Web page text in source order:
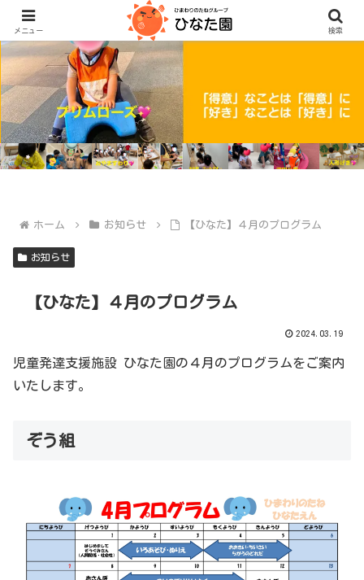
ホーム お知らせ 【ひなた】４月のプログラム
お知らせ
【ひなた】４月のプログラム
2024.03.19
児童発達支援施設 ひなた園の４月のプログラムをご案内
いたします。
ぞう組
メニュー 検索